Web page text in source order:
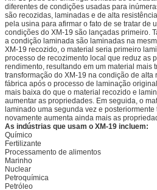
diferentes de condições usadas para
são recozidas, laminadas e de alta
pela usina para afirmar o fato de se tratar de
condições do XM-19 são lançadas primeiro.
a condição laminada são laminadas na
XM-19 recozido, o material seria primeiro
processo de recozimento local que reduz as
rendimento, resultando em um material mais
transformação do XM-19 na condição de alta
fábrica após o processo de laminação
mais baixa do que o material recozido e
aumentar as propriedades. Em seguida, o
laminado uma segunda vez e posteriormente
novamente aumenta ainda mais as
As indústrias que usam o XM-19 incluem:
Químico
Fertilizante
Processamento de alimentos
Marinho
Nuclear
Petroquímica
Petróleo